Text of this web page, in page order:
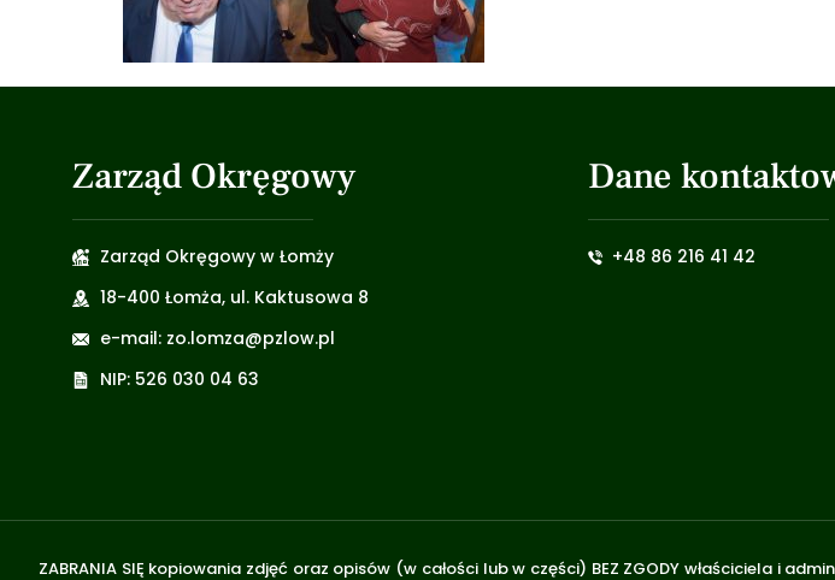
Zarząd Okręgowy
Zarząd Okręgowy w Łomży
18-400 Łomża, ul. Kaktusowa 8
e-mail: zo.lomza@pzlow.pl
NIP: 526 030 04 63
Dane
+48 86 216 41 42
ZABRANIA SIĘ kopiowania zdjęć oraz opisów (w całości lub w części) BEZ ZGODY właściciela i